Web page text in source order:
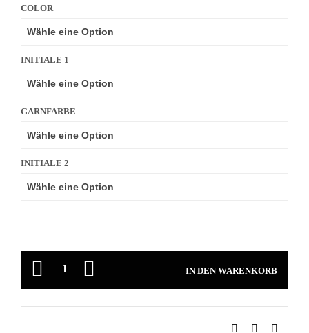
COLOR
INITIALE 1
GARNFARBE
INITIALE 2
ANZAHL IN DEN WARENKORB